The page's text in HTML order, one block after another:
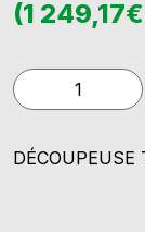
(1
quantité
de
TS
DÉCOUPEUSE